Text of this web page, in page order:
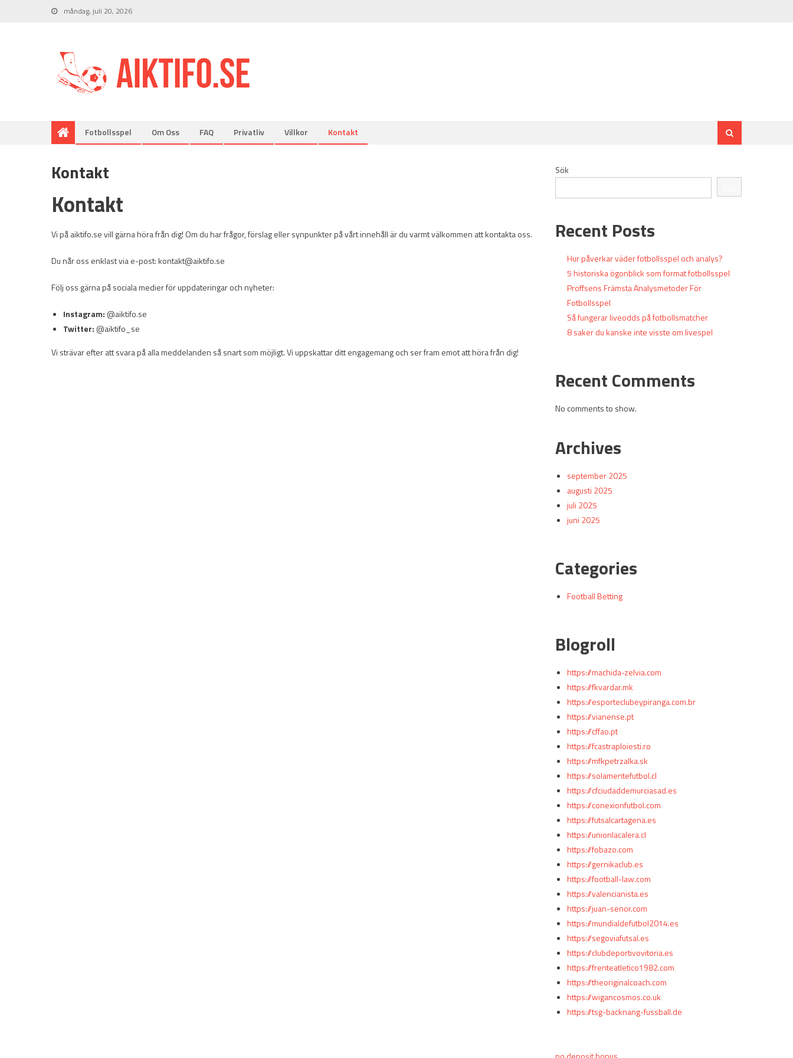
måndag, juli 20, 2026
Fotbollsspel Om Oss FAQ Privatliv Villkor Kontakt
Kontakt
Kontakt
Vi på aiktifo.se vill gärna höra från dig! Om du har frågor, förslag eller synpunkter på vårt innehåll är du varmt välkommen att kontakta oss.
Du når oss enklast via e-post:kontakt@aiktifo.se
Följ oss gärna på sociala medier för uppdateringar och nyheter:
Instagram: @aiktifo.se
Twitter: @aiktifo_se
Vi strävar efter att svara på alla meddelanden så snart som möjligt. Vi uppskattar ditt engagemang och ser fram emot att höra från dig!
Sök
Recent Posts
Hur påverkar väder fotbollsspel och analys?
5 historiska ögonblick som format fotbollsspel
Proffsens Främsta Analysmetoder För
Fotbollsspel
Så fungerar liveodds på fotbollsmatcher
8 saker du kanske inte visste om livespel
Recent Comments
No comments to show.
Archives
september 2025
augusti 2025
juli 2025
juni 2025
Categories
Football Betting
Blogroll
https://machida-zelvia.com
https://fkvardar.mk
https://esporteclubeypiranga.com.br
https://vianense.pt
https://cffao.pt
https://fcastraploiesti.ro
https://mfkpetrzalka.sk
https://solamentefutbol.cl
https://cfciudaddemurciasad.es
https://conexionfutbol.com
https://futsalcartagena.es
https://unionlacalera.cl
https://fobazo.com
https://gernikaclub.es
https://football-law.com
https://valencianista.es
https://juan-senor.com
https://mundialdefutbol2014.es
https://segoviafutsal.es
https://clubdeportivovitoria.es
https://frenteatletico1982.com
https://theoriginalcoach.com
https://wigancosmos.co.uk
https://tsg-backnang-fussball.de